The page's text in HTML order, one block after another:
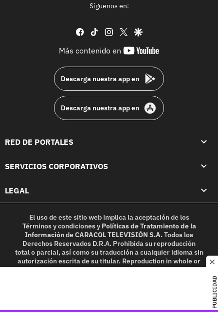
PUBLICIDAD
Síguenos en:
facebook
tiktok instagram
twittergoogle
Más contenido en
youtube-
Descarga nuestra app en
Descarga nuestra app en
RED DE PORTALES
SERVICIOS CORPORATIVOS
LEGAL
El uso de este sitio web implica la aceptación de los
Términos y condicionesy Políticas de Tratamiento de la
InformacióndeCARACOL TELEVISIÓN S.A.Todos los
Derechos Reservados D.R.A. Prohibida su reproducción
total o parcial, así como su traducción a cualquier idioma sin
autorización escrita de su titular. Reproduction in whole or
in part, or translation without written permission is